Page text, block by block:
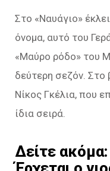
Στο «Ναυάγιο»
όνομα, αυτό του
«Μαύρο ρόδο» του
δεύτερη σεζόν. Στο
Νίκος Γκέλια, που
ίδια σειρά.
Δείτε ακόμα: